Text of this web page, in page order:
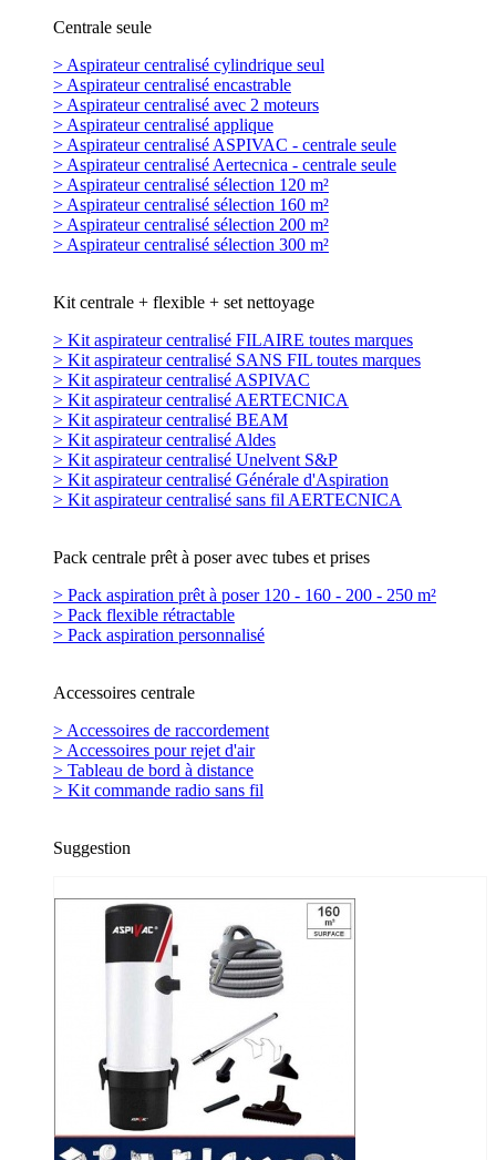
Centrale seule
> Aspirateur centralisé cylindrique seul
> Aspirateur centralisé encastrable
> Aspirateur centralisé avec 2 moteurs
> Aspirateur centralisé applique
> Aspirateur centralisé ASPIVAC - centrale seule
> Aspirateur centralisé Aertecnica - centrale seule
> Aspirateur centralisé sélection 120 m²
> Aspirateur centralisé sélection 160 m²
> Aspirateur centralisé sélection 200 m²
> Aspirateur centralisé sélection 300 m²
Kit centrale + flexible + set nettoyage
> Kit aspirateur centralisé FILAIRE toutes marques
> Kit aspirateur centralisé SANS FIL toutes marques
> Kit aspirateur centralisé ASPIVAC
> Kit aspirateur centralisé AERTECNICA
> Kit aspirateur centralisé BEAM
> Kit aspirateur centralisé Aldes
> Kit aspirateur centralisé Unelvent S&P
> Kit aspirateur centralisé Générale d'Aspiration
> Kit aspirateur centralisé sans fil AERTECNICA
Pack centrale prêt à poser avec tubes et prises
> Pack aspiration prêt à poser 120 - 160 - 200 - 250 m²
> Pack flexible rétractable
> Pack aspiration personnalisé
Accessoires centrale
> Accessoires de raccordement
> Accessoires pour rejet d'air
> Tableau de bord à distance
> Kit commande radio sans fil
Suggestion